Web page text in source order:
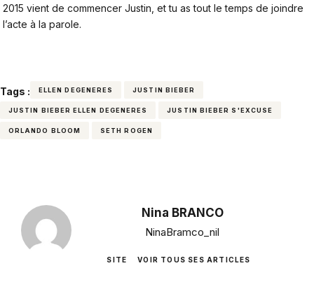
2015 vient de commencer Justin, et tu as tout le temps de joindre
l’acte à la parole.
Tags : ELLEN DEGENERES JUSTIN BIEBER
JUSTIN BIEBER ELLEN DEGENERES JUSTIN BIEBER S'EXCUSE
ORLANDO BLOOM SETH ROGEN
Nina BRANCO
NinaBramco_nil
SITE VOIR TOUS SES ARTICLES